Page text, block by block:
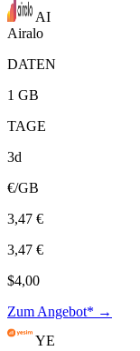
AI
Airalo
DATEN
1 GB
TAGE
3d
€/GB
3,47 €
3,47 €
$4,00
Zum Angebot* →
YE